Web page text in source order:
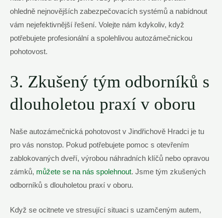
ohledně nejnovějších zabezpečovacích systémů a nabídnout
vám nejefektivnější řešení. Volejte nám kdykoliv, když
potřebujete profesionální a spolehlivou autozámečnickou
pohotovost.
3. Zkušený tým odborníků s
dlouholetou praxí v oboru
Naše autozámečnická pohotovost v Jindřichově Hradci je tu
pro vás nonstop. Pokud potřebujete pomoc s otevřením
zablokovaných dveří, výrobou náhradních klíčů nebo opravou
zámků, můžete se na nás spolehnout. Jsme tým zkušených
odborníků s dlouholetou praxí v oboru.
Když se ocitnete ve stresující situaci s uzamčeným autem,